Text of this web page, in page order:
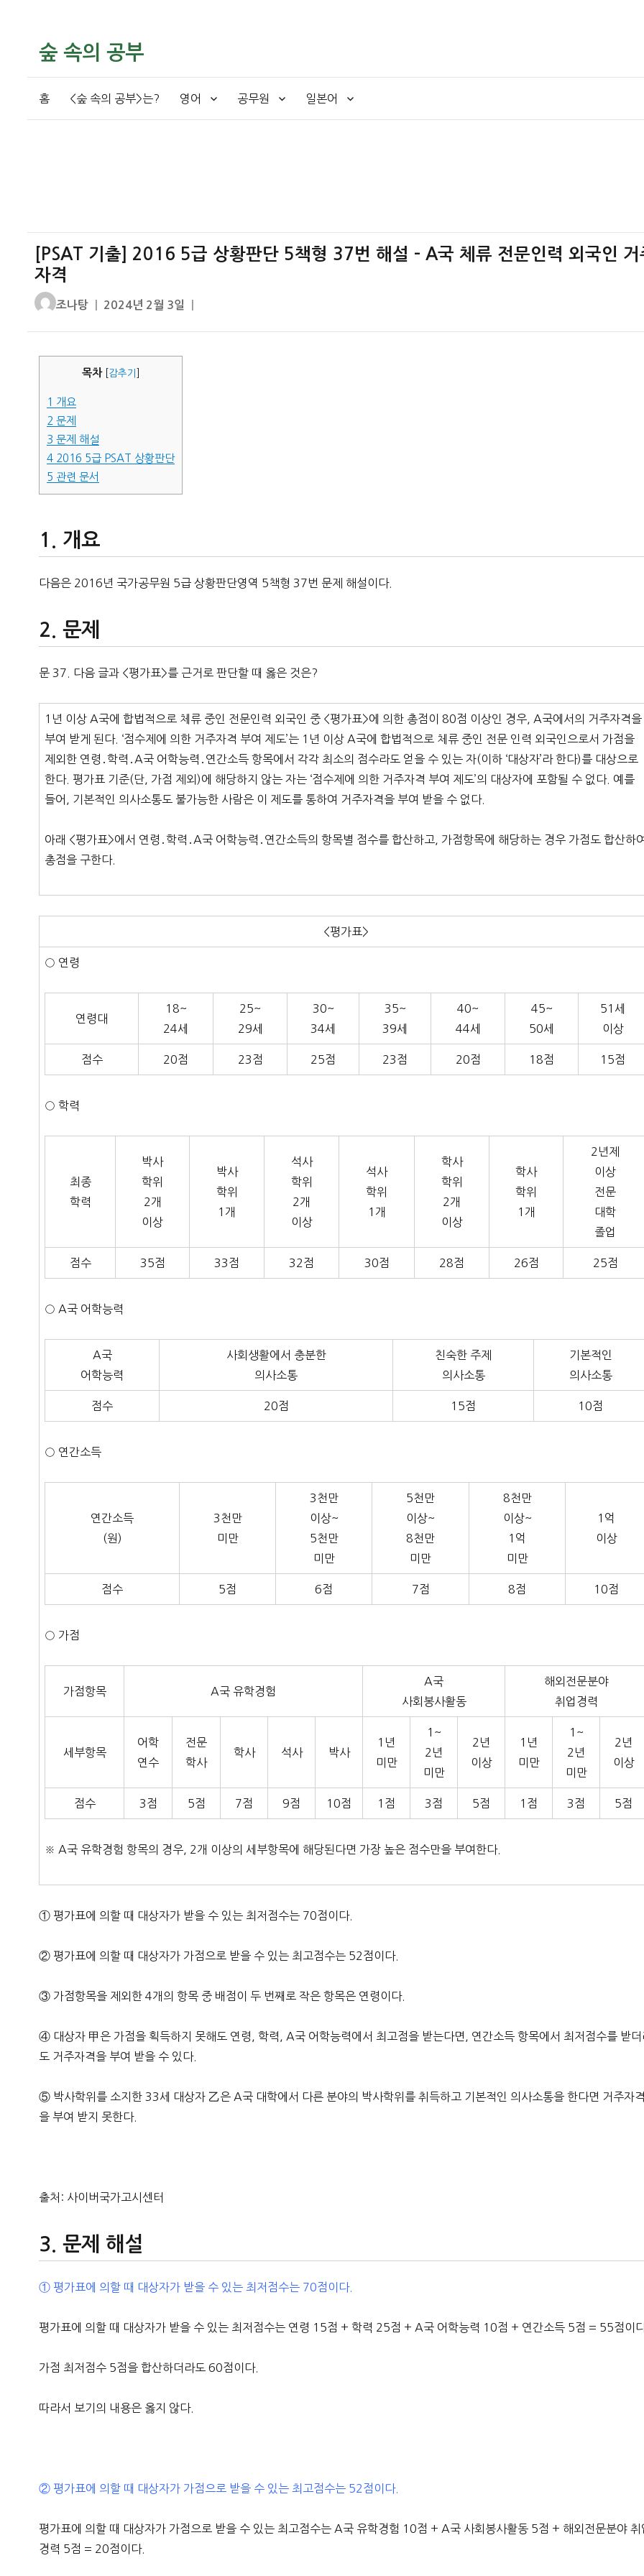
숲 속의 공부
홈 <숲 속의 공부>는? 영어 공무원 일본어
[PSAT 기출] 2016 5급 상황판단 5책형 37번 해설 – A국 체류 전문인력 외국인 거
자격
글
조나탕
작
자
2024년 2월 3일
목차 감추기
1 개요
2 문제
3 문제 해설
4 2016 5급 PSAT 상황판단
5 관련 문서
개요
다음은 2016년 국가공무원 5급 상황판단영역 5책형 37번 문제 해설이다.
문제
문 37. 다음 글과 <평가표>를 근거로 판단할 때 옳은 것은?
1년 이상 A국에 합법적으로 체류 중인 전문인력 외국인 중 <평가표>에 의한 총점이 80점 이상인 경우, A국에서의 거주자격을
부여 받게 된다. ‘점수제에 의한 거주자격 부여 제도’는 1년 이상 A국에 합법적으로 체류 중인 전문 인력 외국인으로서 가점을
제외한 연령․학력․A국 어학능력․연간소득 항목에서 각각 최소의 점수라도 얻을 수 있는 자(이하 ‘대상자’라 한다)를 대상으로
한다. 평가표 기준(단, 가점 제외)에 해당하지 않는 자는 ‘점수제에 의한 거주자격 부여 제도’의 대상자에 포함될 수 없다. 예를
들어, 기본적인 의사소통도 불가능한 사람은 이 제도를 통하여 거주자격을 부여 받을 수 없다.
아래 <평가표>에서 연령․학력․A국 어학능력․연간소득의 항목별 점수를 합산하고, 가점항목에 해당하는 경우 가점도 합산하
총점을 구한다.
<평가표>
○ 연령
연령대
18~
24세
25~
29세
30~
34세
35~
39세
40~
44세
45~
50세
51세
이상
점수 20점 23점 25점 23점 20점 18점 15점
○ 학력
최종
학력
박사
학위
2개
이상
박사
학위
1개
석사
학위
2개
이상
석사
학위
1개
학사
학위
2개
이상
학사
학위
1개
2년제
이상
전문
대학
졸업
점수 35점 33점 32점 30점 28점 26점 25점
○ A국 어학능력
A국
어학능력
사회생활에서 충분한
의사소통
친숙한 주제
의사소통
기본적인
의사소통
점수 20점 15점 10점
○ 연간소득
연간소득
(원)
3천만
미만
3천만
이상~
5천만
미만
5천만
이상~
8천만
미만
8천만
이상~
1억
미만
1억
이상
점수 5점 6점 7점 8점 10점
○ 가점
가점항목 A국 유학경험
A국
사회봉사활동
해외전문분야
취업경력
세부항목
어학
연수
전문
학사
학사 석사 박사
1년
미만
1~
2년
미만
2년
이상
1년
미만
1~
2년
미만
2년
이상
점수 3점 5점 7점 9점 10점 1점 3점 5점 1점 3점 5점
※ A국 유학경험 항목의 경우, 2개 이상의 세부항목에 해당된다면 가장 높은 점수만을 부여한다.
① 평가표에 의할 때 대상자가 받을 수 있는 최저점수는 70점이다.
② 평가표에 의할 때 대상자가 가점으로 받을 수 있는 최고점수는 52점이다.
③ 가점항목을 제외한 4개의 항목 중 배점이 두 번째로 작은 항목은 연령이다.
④ 대상자 甲은 가점을 획득하지 못해도 연령, 학력, A국 어학능력에서 최고점을 받는다면, 연간소득 항목에서 최저점수를 받더
도 거주자격을 부여 받을 수 있다.
⑤ 박사학위를 소지한 33세 대상자 乙은 A국 대학에서 다른 분야의 박사학위를 취득하고 기본적인 의사소통을 한다면 거주자
을 부여 받지 못한다.
출처: 사이버국가고시센터
문제 해설
① 평가표에 의할 때 대상자가 받을 수 있는 최저점수는 70점이다.
평가표에 의할 때 대상자가 받을 수 있는 최저점수는 연령 15점 + 학력 25점 + A국 어학능력 10점 + 연간소득 5점 = 55점이
가점 최저점수 5점을 합산하더라도 60점이다.
따라서 보기의 내용은 옳지 않다.
② 평가표에 의할 때 대상자가 가점으로 받을 수 있는 최고점수는 52점이다.
평가표에 의할 때 대상자가 가점으로 받을 수 있는 최고점수는 A국 유학경험 10점 + A국 사회봉사활동 5점 + 해외전문분야 취
경력 5점 = 20점이다.